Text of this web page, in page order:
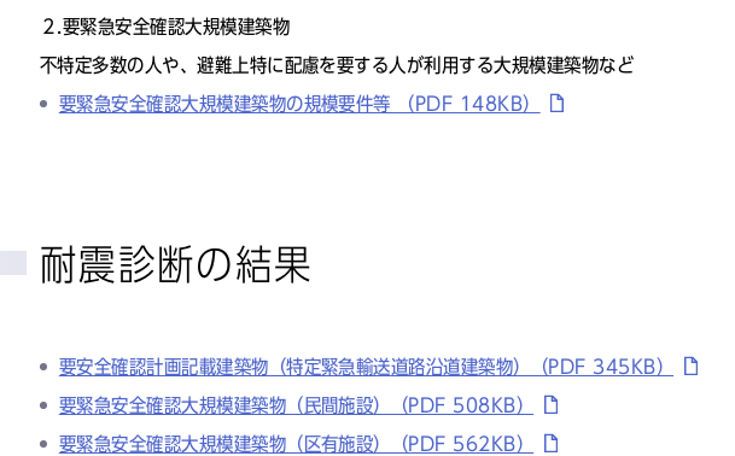
２.要緊急安全確認大規模建築物
不特定多数の人や、避難上特に配慮を要する人が利用する大規模建築物など
要緊急安全確認大規模建築物の規模要件等 （PDF 148KB）
耐震診断の結果
要安全確認計画記載建築物（特定緊急輸送道路沿道建築物）（PDF 345KB）
要緊急安全確認大規模建築物（民間施設）（PDF 508KB）
要緊急安全確認大規模建築物（区有施設）（PDF 562KB）